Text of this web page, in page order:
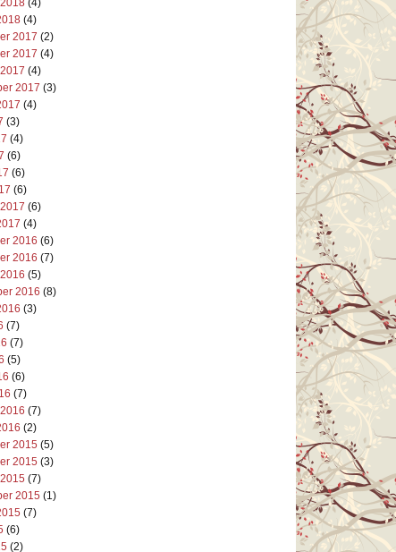
(4)
2017 (2)
2017 (4)
(4)
2017 (3)
(4)
(3)
(4)
(6)
(6)
(6)
(6)
(4)
2016 (6)
2016 (7)
(5)
2016 (8)
(3)
(7)
(7)
(5)
(6)
(7)
(7)
(2)
2015 (5)
2015 (3)
(7)
2015 (1)
(7)
(6)
(2)